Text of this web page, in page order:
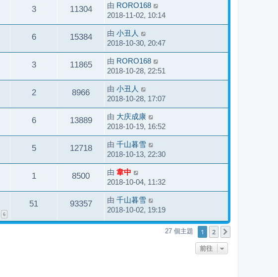
3 11304 由 RORO168
2018-11-02, 10:14
6 15384 由 小丑人
2018-10-30, 20:47
3 11865 由 RORO168
2018-10-28, 22:51
2 8966 由 小丑人
2018-10-28, 17:07
6 13889 由 大庆成康
2018-10-19, 16:52
5 12718 由 千山暮雪
2018-10-13, 22:30
1 8500 由 韋中
2018-10-04, 11:32
6
51 93357 由 千山暮雪
2018-10-02, 19:19
27 個主題 1 2
前往